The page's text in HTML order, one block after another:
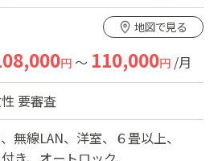
地図で見る
円～ 110,000円/月
要審査
無線LAN 洋室
６畳以上